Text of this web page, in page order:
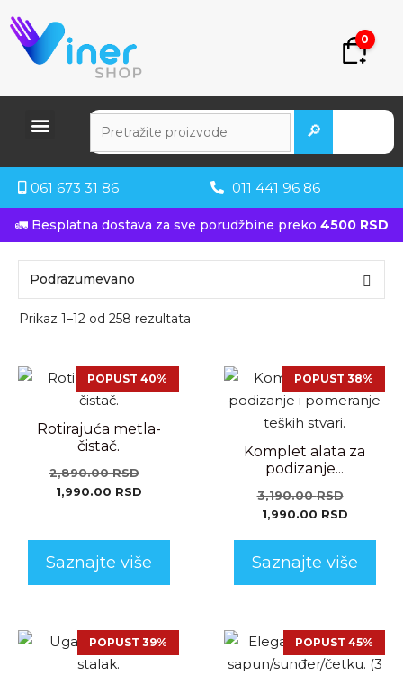
0
🔎
061 673 31 86 011 441 96 86
🚛 Besplatna dostava za sve porudžbine preko 4500 RSD
Prikaz 1–12 od 258 rezultata
POPUST 40%
Rotirajuća metla-
čistač.
2,890.00RSD
1,990.00 RSD
Saznajte više
POPUST 38%
Komplet alata za
podizanje...
3,190.00RSD
1,990.00 RSD
Saznajte više
POPUST 39% POPUST 45%